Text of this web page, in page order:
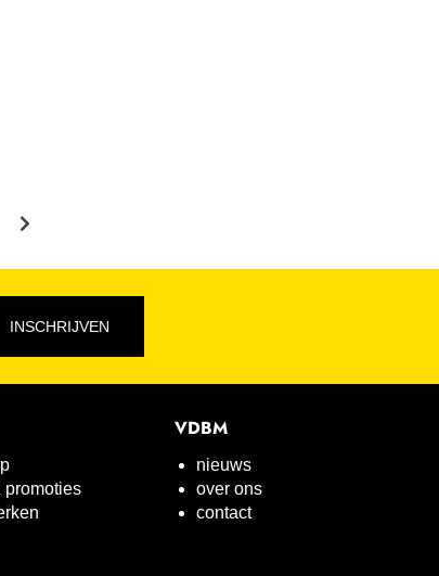
INSCHRIJVEN
promoties
VDBM
nieuws
over ons
contact